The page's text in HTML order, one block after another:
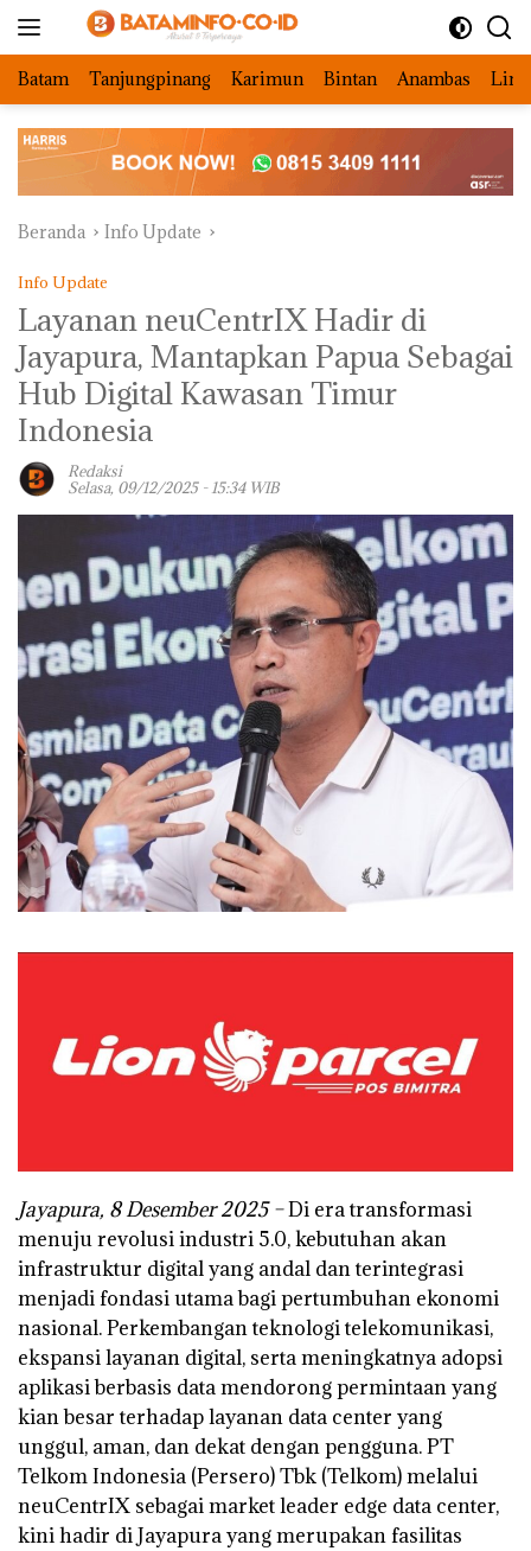
Batam Tanjungpinang Karimun Bintan Anambas
Beranda Info Update
Info Update
Layanan neuCentrIX Hadir di
Jayapura, Mantapkan Papua Sebagai
Hub Digital Kawasan Timur
Indonesia
Redaksi
Selasa, 09/12/2025 - 15:34 WIB
Jayapura, 8 Desember 2025 –Di era transformasi
menuju revolusi industri 5.0, kebutuhan akan
infrastruktur digital yang andal dan terintegrasi
menjadi fondasi utama bagi pertumbuhan ekonomi
nasional. Perkembangan teknologi telekomunikasi,
ekspansi layanan digital, serta meningkatnya adopsi
aplikasi berbasis data mendorong permintaan yang
kian besar terhadap layanan data center yang
unggul, aman, dan dekat dengan pengguna. PT
Telkom Indonesia (Persero) Tbk (Telkom) melalui
neuCentrIX sebagai market leader edge data center,
kini hadir di Jayapura yang merupakan fasilitas